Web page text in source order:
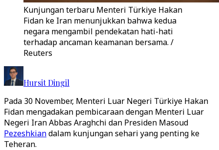
Kunjungan terbaru Menteri Türkiye Hakan
Fidan ke Iran menunjukkan bahwa kedua
negara mengambil pendekatan hati-hati
terhadap ancaman keamanan bersama. /
Reuters
Hursit Dingil
Pada 30 November, Menteri Luar Negeri Türkiye Hakan
Fidan mengadakan pembicaraan dengan Menteri Luar
Negeri Iran Abbas Araghchi dan Presiden Masoud
Pezeshkiandalam kunjungan sehari yang penting ke
Teheran.